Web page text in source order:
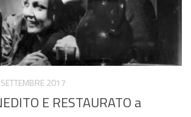
2017
E RESTAURATO a